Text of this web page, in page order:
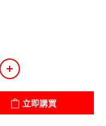
立即購買